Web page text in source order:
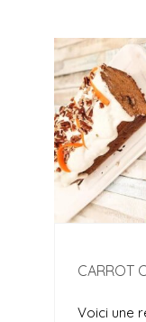
CARROT
Voici une